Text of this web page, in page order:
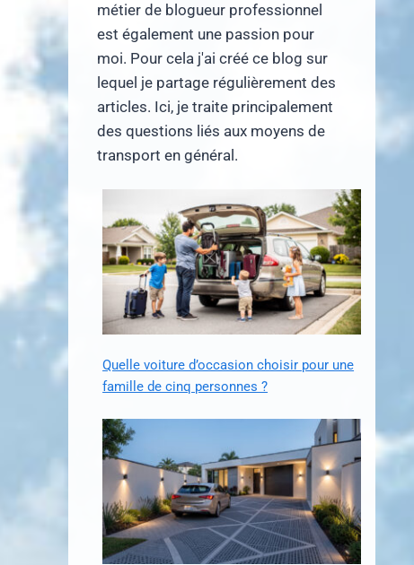
métier de blogueur professionnel
est également une passion pour
moi. Pour cela j'ai créé ce blog sur
lequel je partage régulièrement des
articles. Ici, je traite principalement
des questions liés aux moyens de
transport en général.
Quelle voiture d’occasion choisir pour une
famille de cinq personnes ?